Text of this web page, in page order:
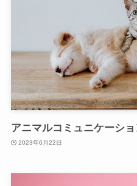
アニマルコミュニケーシ
2023年6月22日